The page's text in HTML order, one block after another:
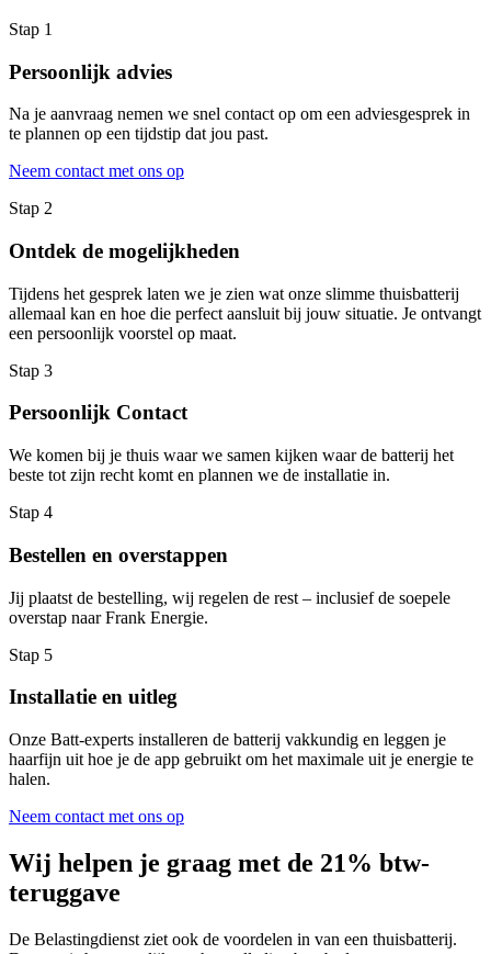
Stap 1
Persoonlijk advies
Na je aanvraag nemen we snel contact op om een adviesgesprek in
te plannen op een tijdstip dat jou past.
Neem contact met ons op
Stap 2
Ontdek de mogelijkheden
Tijdens het gesprek laten we je zien wat onze slimme thuisbatterij
allemaal kan en hoe die perfect aansluit bij jouw situatie. Je ontvangt
een persoonlijk voorstel op maat.
Stap 3
Persoonlijk Contact
We komen bij je thuis waar we samen kijken waar de batterij het
beste tot zijn recht komt en plannen we de installatie in.
Stap 4
Bestellen en overstappen
Jij plaatst de bestelling, wij regelen de rest – inclusief de soepele
overstap naar Frank Energie.
Stap 5
Installatie en uitleg
Onze Batt-experts installeren de batterij vakkundig en leggen je
haarfijn uit hoe je de app gebruikt om het maximale uit je energie te
halen.
Neem contact met ons op
Wij helpen je graag met de 21% btw-
teruggave
De Belastingdienst ziet ook de voordelen in van een thuisbatterij.